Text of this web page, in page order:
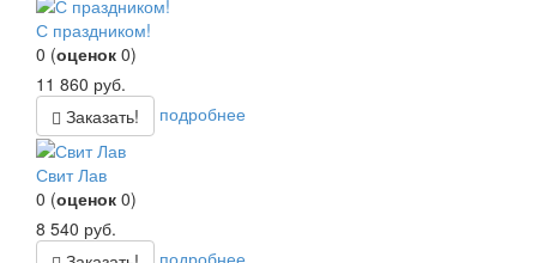
С праздником!
0 (оценок 0)
11 860 руб.
Заказать!
подробнее
Свит Лав
0 (оценок 0)
8 540 руб.
подробнее